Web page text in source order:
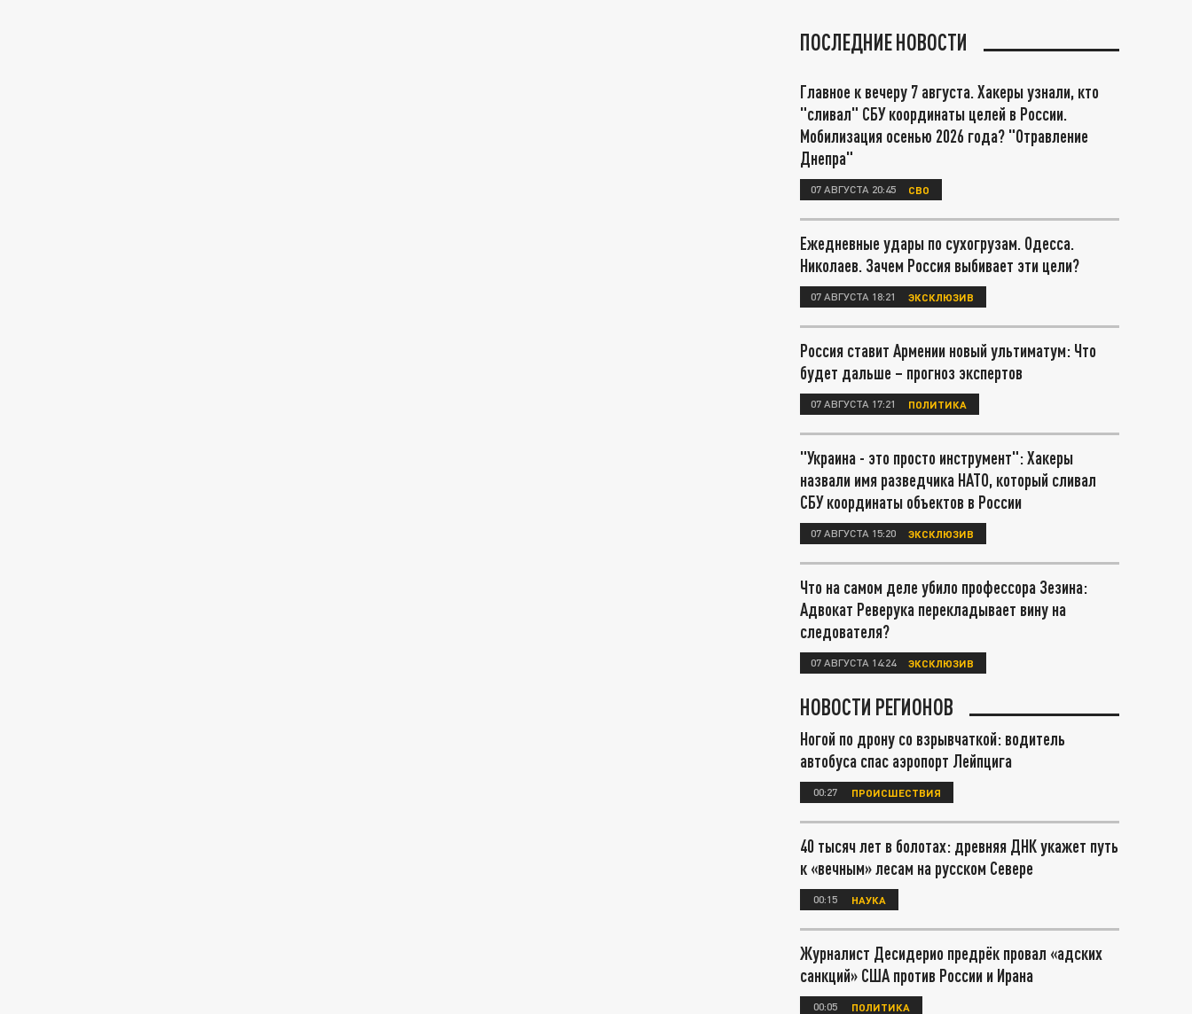
ПОСЛЕДНИЕ НОВОСТИ
Главное к вечеру 7 августа. Хакеры узнали, кто
"сливал" СБУ координаты целей в России.
Мобилизация осенью 2026 года? "Отравление
Днепра"
07 АВГУСТА 20:45 СВО
Ежедневные удары по сухогрузам. Одесса.
Николаев. Зачем Россия выбивает эти цели?
07 АВГУСТА 18:21 ЭКСКЛЮЗИВ
Россия ставит Армении новый ультиматум: Что
будет дальше – прогноз экспертов
07 АВГУСТА 17:21 ПОЛИТИКА
"Украина - это просто инструмент": Хакеры
назвали имя разведчика НАТО, который сливал
СБУ координаты объектов в России
07 АВГУСТА 15:20 ЭКСКЛЮЗИВ
Что на самом деле убило профессора Зезина:
Адвокат Реверука перекладывает вину на
следователя?
07 АВГУСТА 14:24 ЭКСКЛЮЗИВ
НОВОСТИ РЕГИОНОВ
Ногой по дрону со взрывчаткой: водитель
автобуса спас аэропорт Лейпцига
00:27 ПРОИСШЕСТВИЯ
40 тысяч лет в болотах: древняя ДНК укажет путь
к «вечным» лесам на русском Севере
00:15 НАУКА
Журналист Десидерио предрёк провал «адских
санкций» США против России и Ирана
00:05 ПОЛИТИКА